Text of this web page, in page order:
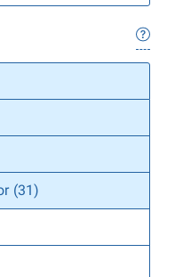
(31)